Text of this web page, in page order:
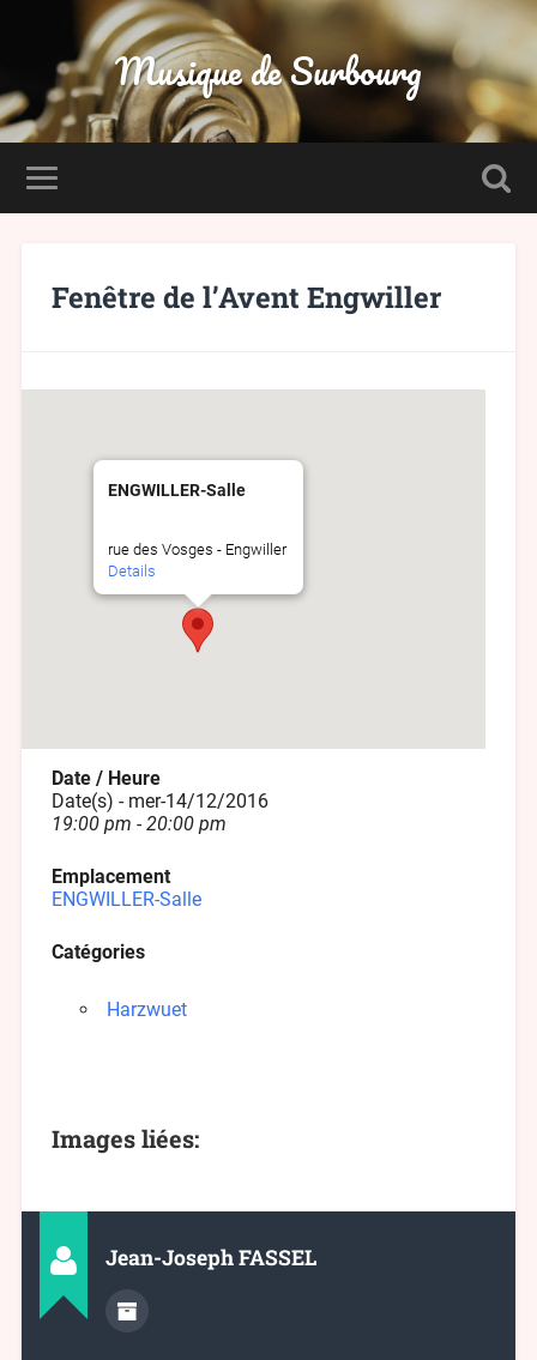
Musique de Surbourg
Fenêtre de l’Avent Engwiller
ENGWILLER-Salle
rue des Vosges - Engwiller
Details
Date / Heure
Date(s) - mer-14/12/2016
19:00 pm - 20:00 pm
Emplacement
ENGWILLER-Salle
Catégories
Harzwuet
Images liées:
Jean-Joseph FASSEL